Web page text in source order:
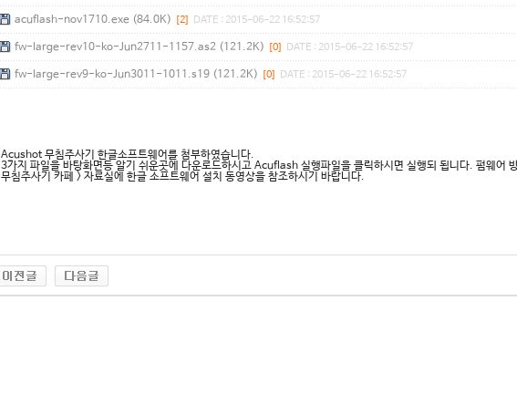
acuflash-nov1710.exe (84.0K) [2] DATE : 2015-06-22 16:52:57
fw-large-rev10-ko-Jun2711-1157.as2 (121.2K) [0] DATE : 2015-06-22 16:52:57
fw-large-rev9-ko-Jun3011-1011.s19 (121.2K) [0] DATE : 2015-06-22 16:52:57
Acushot 무침주사기 한글소프트웨어를 첨부하였습니다.
3가지 파일을 바탕화면등 알기 쉬운곳에 다운로드하시고 Acuflash 실행파일을 클릭하시면 실행되 됩니다. 펌웨어
무침주사기 카페 > 자료실에 한글 소프트웨어 설치 동영상을 참조하시기 바랍니다.